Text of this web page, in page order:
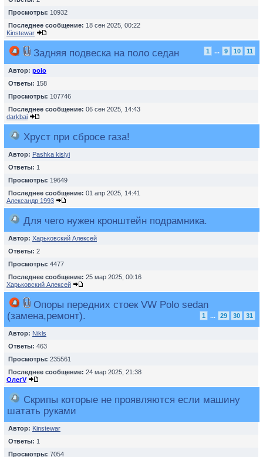
Просмотры: 10932
Последнее сообщение: 18 сен 2025, 00:22
Kinstewar
Задняя подвеска на поло седан 1 ... 9 10 11
Автор: polo
Ответы: 158
Просмотры: 107746
Последнее сообщение: 06 сен 2025, 14:43
darkbai
Хруст при сбросе газа!
Автор: Pashka kislyi
Ответы: 1
Просмотры: 19649
Последнее сообщение: 01 апр 2025, 14:41
Александр 1993
Для чего нужен кронштейн подрамника.
Автор: Харьковский Алексей
Ответы: 2
Просмотры: 4477
Последнее сообщение: 25 мар 2025, 00:16
Харьковский Алексей
Опоры передних стоек VW Polo sedan
(замена,ремонт).
1 ... 29 30 31
Автор: Nikls
Ответы: 463
Просмотры: 235561
Последнее сообщение: 24 мар 2025, 21:38
ОлегV
Скрипы которые не проявляются если машину
шатать руками
Автор: Kinstewar
Ответы: 1
Просмотры: 7054